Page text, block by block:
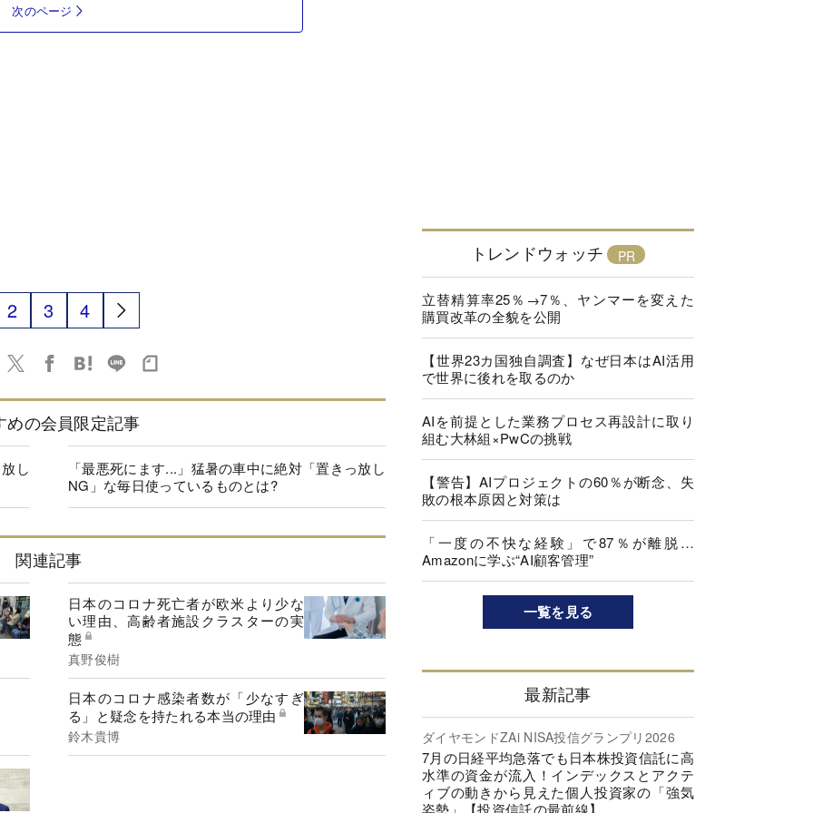
次のページ
2 3 4
めの会員限定記事
し
「最悪死にます...」猛暑の車中に絶対「置きっ放し
NG」な毎日使っているものとは?
関連記事
日本のコロナ死亡者が欧米より少な
い理由、高齢者施設クラスターの実
態
真野俊樹
日本のコロナ感染者数が「少なすぎ
る」と疑念を持たれる本当の理由
鈴木貴博
トレンドウォッチ
立替精算率25％→7％、ヤンマーを変えた
購買改革の全貌を公開
【世界23カ国独自調査】なぜ日本はAI活用
で世界に後れを取るのか
AIを前提とした業務プロセス再設計に取り
組む大林組×PwCの挑戦
【警告】AIプロジェクトの60％が断念、失
敗の根本原因と対策は
「一度の不快な経験」で87％が離脱…
Amazonに学ぶ“AI顧客管理”
一覧を見る
最新記事
ダイヤモンドZAi NISA投信グランプリ2026
7月の日経平均急落でも日本株投資信託に高
水準の資金が流入！インデックスとアクテ
ィブの動きから見えた個人投資家の「強気
姿勢」【投資信託の最前線】